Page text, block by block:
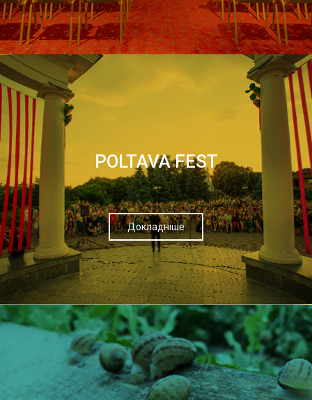
POLTAVA FEST
Докладніше